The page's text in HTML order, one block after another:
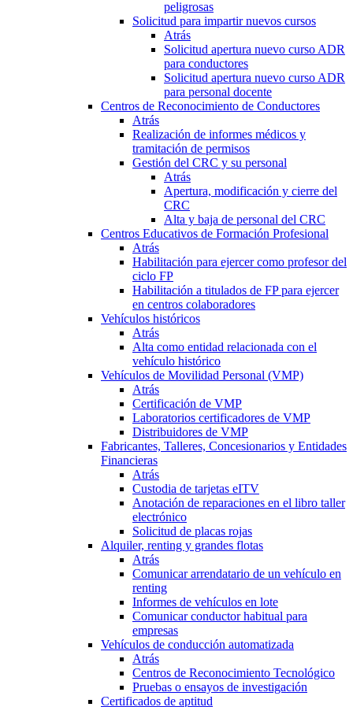
peligrosas
Solicitud para impartir nuevos cursos
Atrás
Solicitud apertura nuevo curso ADR
para conductores
Solicitud apertura nuevo curso ADR
para personal docente
Centros de Reconocimiento de Conductores
Atrás
Realización de informes médicos y
tramitación de permisos
Gestión del CRC y su personal
Atrás
Apertura, modificación y cierre del
CRC
Alta y baja de personal del CRC
Centros Educativos de Formación Profesional
Atrás
Habilitación para ejercer como profesor del
ciclo FP
Habilitación a titulados de FP para ejercer
en centros colaboradores
Vehículos históricos
Atrás
Alta como entidad relacionada con el
vehículo histórico
Vehículos de Movilidad Personal (VMP)
Atrás
Certificación de VMP
Laboratorios certificadores de VMP
Distribuidores de VMP
Fabricantes, Talleres, Concesionarios y Entidades
Financieras
Atrás
Custodia de tarjetas eITV
Anotación de reparaciones en el libro taller
electrónico
Solicitud de placas rojas
Alquiler, renting y grandes flotas
Atrás
Comunicar arrendatario de un vehículo en
renting
Informes de vehículos en lote
Comunicar conductor habitual para
empresas
Vehículos de conducción automatizada
Atrás
Centros de Reconocimiento Tecnológico
Pruebas o ensayos de investigación
Certificados de aptitud